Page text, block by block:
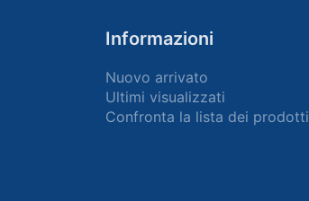
Informazioni
Nuovo arrivato
Ultimi visualizzati
Confronta la lista dei prodotti